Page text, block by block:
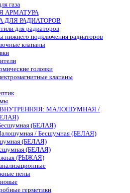
газа
АРМАТУРА
ДЛЯ РАДИАТОРОВ
для радиаторов
нижнего подключения радиаторов
клапаны
головки
клапаны
МАЛОШУМНАЯ /
(БЕЛАЯ)
/ Бесшумная (БЕЛАЯ)
(БЕЛАЯ)
(БЕЛАЯ)
(РЫЖАЯ)
пены
герметики